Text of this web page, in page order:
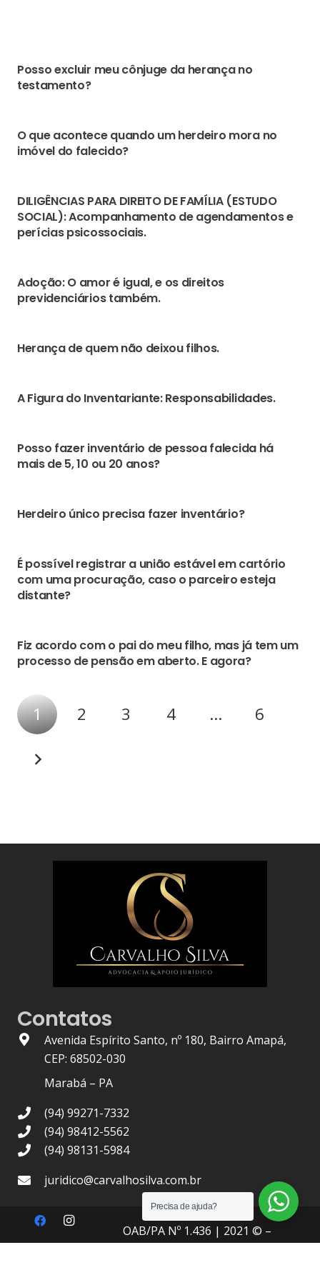
Posso excluir meu cônjuge da herança no
testamento?
O que acontece quando um herdeiro mora no
imóvel do falecido?
DILIGÊNCIAS PARA DIREITO DE FAMÍLIA (ESTUDO
SOCIAL): Acompanhamento de agendamentos e
perícias psicossociais.
Adoção: O amor é igual, e os direitos
previdenciários também.
Herança de quem não deixou filhos.
A Figura do Inventariante: Responsabilidades.
Posso fazer inventário de pessoa falecida há
mais de 5, 10 ou 20 anos?
Herdeiro único precisa fazer inventário?
É possível registrar a união estável em cartório
com uma procuração, caso o parceiro esteja
distante?
Fiz acordo com o pai do meu filho, mas já tem um
processo de pensão em aberto. E agora?
1 2 3 4 … 6
Contatos
Avenida Espírito Santo, nº 180, Bairro Amapá,
CEP: 68502-030
Marabá – PA
(94) 99271-7332
(94) 98412-5562
(94) 98131-5984
juridico@carvalhosilva.com.br
OAB/PA Nº 1.436 | 2021 © –
Precisa de ajuda?